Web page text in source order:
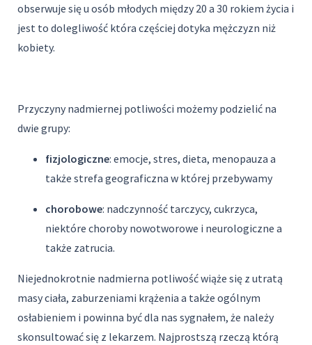
obserwuje się u osób młodych między 20 a 30 rokiem życia i
jest to dolegliwość która częściej dotyka mężczyzn niż
kobiety.
Przyczyny nadmiernej potliwości możemy podzielić na
dwie grupy:
fizjologiczne: emocje, stres, dieta, menopauza a
także strefa geograficzna w której przebywamy
chorobowe: nadczynność tarczycy, cukrzyca,
niektóre choroby nowotworowe i neurologiczne a
także zatrucia.
Niejednokrotnie nadmierna potliwość wiąże się z utratą
masy ciała, zaburzeniami krążenia a także ogólnym
osłabieniem i powinna być dla nas sygnałem, że należy
skonsultować się z lekarzem. Najprostszą rzeczą którą